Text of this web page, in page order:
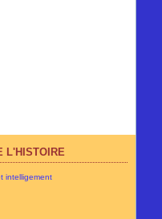
L'HISTOIRE
intelligement